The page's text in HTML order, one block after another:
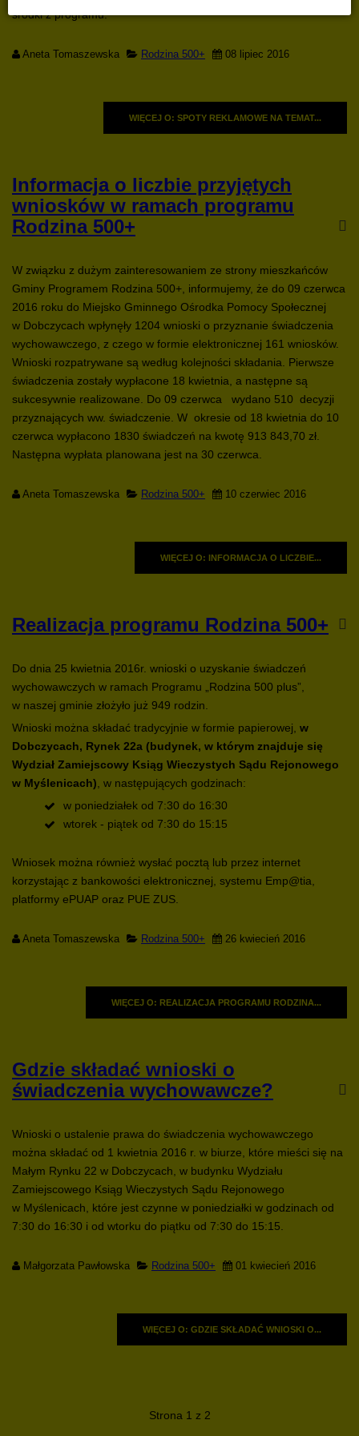
środki z programu.
Aneta Tomaszewska Rodzina 500+ 08 lipiec 2016
WIĘCEJ O: SPOTY REKLAMOWE NA TEMAT...
Informacja o liczbie przyjętych
wniosków w ramach programu
Rodzina 500+
W związku z dużym zainteresowaniem ze strony mieszkańców
Gminy Programem Rodzina 500+, informujemy, że do 09 czerwca
2016 roku do Miejsko Gminnego Ośrodka Pomocy Społecznej
w Dobczycach wpłynęły 1204 wnioski o przyznanie świadczenia
wychowawczego, z czego w formie elektronicznej 161 wniosków.
Wnioski rozpatrywane są według kolejności składania. Pierwsze
świadczenia zostały wypłacone 18 kwietnia, a następne są
sukcesywnie realizowane. Do 09 czerwca wydano 510 decyzji
przyznających ww. świadczenie. W okresie od 18 kwietnia do 10
czerwca wypłacono 1830 świadczeń na kwotę 913 843,70 zł.
Następna wypłata planowana jest na 30 czerwca.
Aneta Tomaszewska Rodzina 500+ 10 czerwiec 2016
WIĘCEJ O: INFORMACJA O LICZBIE...
Realizacja programu Rodzina 500+
Do dnia 25 kwietnia 2016r. wnioski o uzyskanie świadczeń
wychowawczych w ramach Programu „Rodzina 500 plus”,
w naszej gminie złożyło już 949 rodzin.
Wnioski można składać tradycyjnie w formie papierowej, w
Dobczycach, Rynek 22a (budynek, w którym znajduje się
Wydział Zamiejscowy Ksiąg Wieczystych Sądu Rejonowego
w Myślenicach) , w następujących godzinach:
w poniedziałek od 7:30 do 16:30
wtorek - piątek od 7:30 do 15:15
Wniosek można również wysłać pocztą lub przez internet
korzystając z bankowości elektronicznej, systemu Emp@tia,
platformy ePUAP oraz PUE ZUS.
Aneta Tomaszewska Rodzina 500+ 26 kwiecień 2016
WIĘCEJ O: REALIZACJA PROGRAMU RODZINA...
Gdzie składać wnioski o
świadczenia wychowawcze?
Wnioski o ustalenie prawa do świadczenia wychowawczego
można składać od 1 kwietnia 2016 r. w biurze, które mieści się na
Małym Rynku 22 w Dobczycach, w budynku Wydziału
Zamiejscowego Ksiąg Wieczystych Sądu Rejonowego
w Myślenicach, które jest czynne w poniedziałki w godzinach od
7:30 do 16:30 i od wtorku do piątku od 7:30 do 15:15.
Małgorzata Pawłowska Rodzina 500+ 01 kwiecień 2016
WIĘCEJ O: GDZIE SKŁADAĆ WNIOSKI O...
Strona 1 z 2